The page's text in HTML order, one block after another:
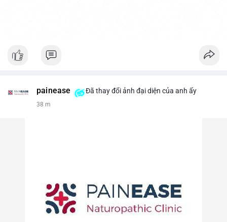
painease Đã thay đổi ảnh đại diện của anh ấy
38 m